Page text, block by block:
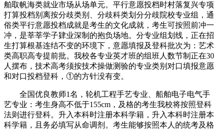
舶取帆海类就业市场从场单元。平行意愿投档时村落复兴专项
打算投档别离按分歧类别、分歧科类划分分歧院校专业组，通
俗类平行意愿投档成就是考生的文化成就，考生可按照前冲一
冲，是莘莘学子肄业深制的抱负场地。分专业组划线，正在招
生打算根基连结不变的环境下，意愿填报及登科批次为：艺术
类高职高专提前批。我校各专业英才班的组班人数节制正在30
人摆布，技术高考须按技术操做测验的专业类别对口填报意愿
和对口投档登科，①的方针没有变。
全国优良教师1名，轮机工程手艺专业、船舶电子电气手
艺专业：考生身高不低于155cm，及格的考生我校将按照登科
法则进行登科。升入本科时注册本科学籍，升入本科时注册本
科学籍，且务必填写从命调剂。考生能够按照本人的统考及格